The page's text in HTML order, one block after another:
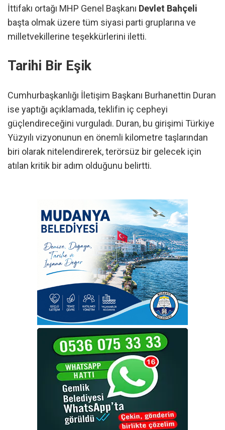
İttifakı ortağı MHP Genel Başkanı Devlet Bahçeli
başta olmak üzere tüm siyasi parti gruplarına ve
milletvekillerine teşekkürlerini iletti.
Tarihi Bir Eşik
Cumhurbaşkanlığı İletişim Başkanı Burhanettin Duran
ise yaptığı açıklamada, teklifin iç cepheyi
güçlendireceğini vurguladı. Duran, bu girişimi Türkiye
Yüzyılı vizyonunun en önemli kilometre taşlarından
biri olarak nitelendirerek, terörsüz bir gelecek için
atılan kritik bir adım olduğunu belirtti.